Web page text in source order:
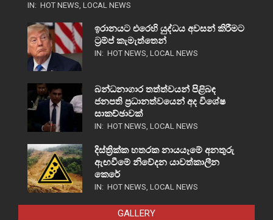
IN: HOT NEWS, LOCAL NEWS
ඉරානයට එරෙහි යුද්ධය අවසන් කිරීමට
ට්‍රම්ප් කැමැත්තෙන්
IN: HOT NEWS, LOCAL NEWS
බන්ධනාගාර තත්ත්වයන් පිළිබඳ
ජනපති ප්‍රධානත්වයෙන් අද විශේෂ
සාකච්ඡාවක්
IN: HOT NEWS, LOCAL NEWS
දිස්ත්‍රික්ක හතරක නායයෑමේ අනතුරු
ඇඟවීමේ නිවේදන යාවත්කාලීන
කෙරේ
IN: HOT NEWS, LOCAL NEWS
GALLERY